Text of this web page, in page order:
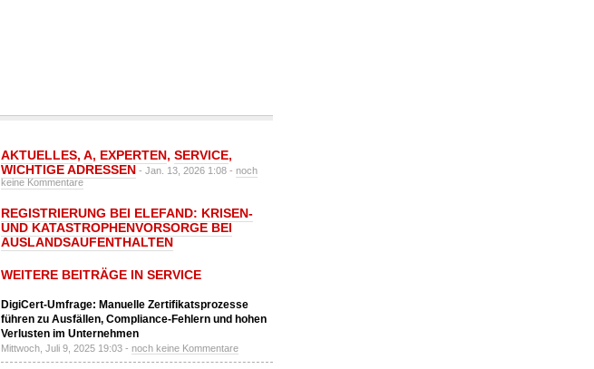
AKTUELLES, A, EXPERTEN, SERVICE,
WICHTIGE ADRESSEN - Jan. 13, 2026 1:08 - noch
keine Kommentare
REGISTRIERUNG BEI ELEFAND: KRISEN-
UND KATASTROPHENVORSORGE BEI
AUSLANDSAUFENTHALTEN
WEITERE BEITRÄGE IN SERVICE
DigiCert-Umfrage: Manuelle Zertifikatsprozesse
führen zu Ausfällen, Compliance-Fehlern und hohen
Verlusten im Unternehmen
Mittwoch, Juli 9, 2025 19:03 - noch keine Kommentare